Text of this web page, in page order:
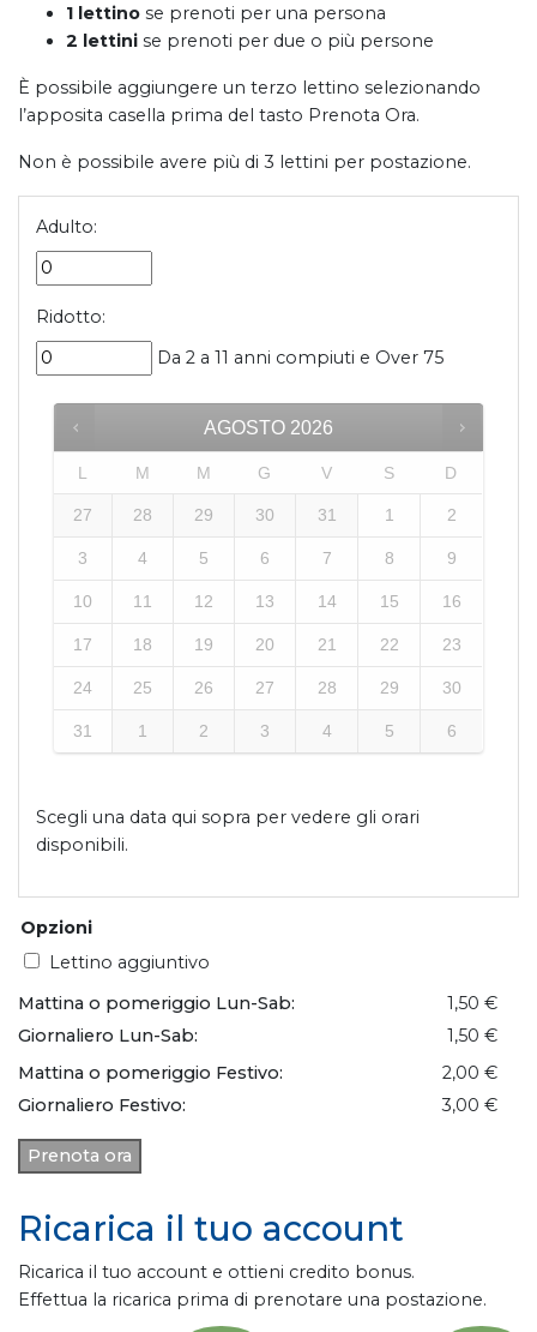
1 lettino se prenoti per una persona
2 lettini se prenoti per due o più persone
È possibile aggiungere un terzo lettino selezionando
l’apposita casella prima del tasto Prenota Ora.
Non è possibile avere più di 3 lettini per postazione.
Adulto:
Ridotto:
Da 2 a 11 anni compiuti e Over 75
AGOSTO 2026
L M M G V S D
27 28 29 30 31 1 2
3 4 5 6 7 8 9
10 11 12 13 14 15 16
17 18 19 20 21 22 23
24 25 26 27 28 29 30
31 1 2 3 4 5 6
Scegli una data qui sopra per vedere gli orari
disponibili.
Opzioni
Lettino aggiuntivo
Mattina o pomeriggio Lun-Sab:
1,50 €
Giornaliero Lun-Sab:
1,50 €
Mattina o pomeriggio Festivo:
2,00 €
Giornaliero Festivo:
3,00 €
Prenota ora
Ricarica il tuo account
Ricarica il tuo account e ottieni credito bonus.
Effettua la ricarica prima di prenotare una postazione.